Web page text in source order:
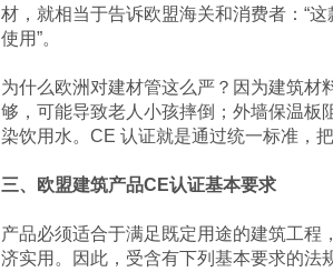
材，就相当于告诉欧盟海关和消费者：“
使用”。
为什么欧洲对建材管这么严？因为建筑材
够，可能导致老人小孩摔倒；外墙保温板
染饮用水。CE 认证就是通过统一标准，
三、欧盟建筑产品CE认证基本要求
产品必须适合于满足既定用途的建筑工
济实用。因此，受含有下列基本要求的法